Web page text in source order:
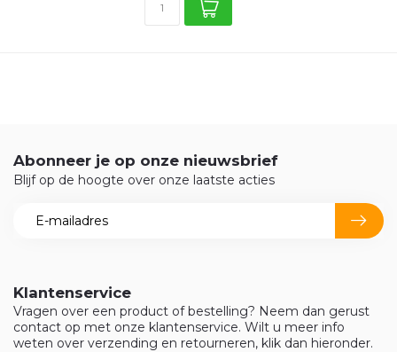
Klantenservice
Vragen over een product of bestelling? Neem dan gerust
contact op met onze klantenservice. Wilt u meer info
weten over verzending en retourneren, klik dan hieronder.
Abonneer je op onze nieuwsbrief
Blijf op de hoogte over onze laatste acties